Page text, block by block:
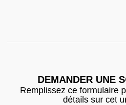
DEMANDER UNE
Remplissez ce formulaire
détails sur cet